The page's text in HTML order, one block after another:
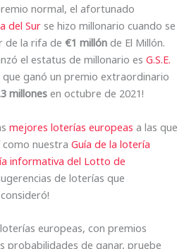
normal, el afortunado
del Sur se hizo millonario cuando se
de la rifa de €1 millón de El Millón.
el estatus de millonario es G.S.E.
que ganó un premio extraordinario
millones en octubre de 2021!
mejores loterías europeas a las que
nuestra Guía de la lotería
informativa del Lotto de
de loterías que
europeas, con premios
probabilidades de ganar, pruebe